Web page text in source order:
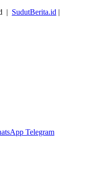
| SudutBerita.id |
Telegram